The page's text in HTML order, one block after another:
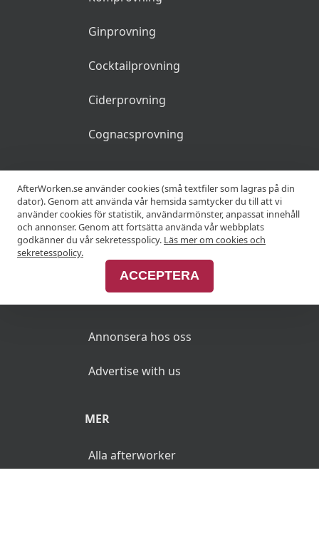
Ginprovning
Cocktailprovning
Ciderprovning
Cognacsprovning
KRÖGARE
Anslut din restaurang
Annonsera hos oss
Advertise with us
MER
Alla afterworker
AfterWorken.se använder cookies (små textfiler som lagras på din
dator). Genom att använda vår hemsida samtycker du till att vi
använder cookies för statistik, användarmönster, anpassat innehåll
och annonser. Genom att fortsätta använda vår webbplats
godkänner du vår sekretesspolicy. Läs mer om cookies och
sekretesspolicy.
ACCEPTERA